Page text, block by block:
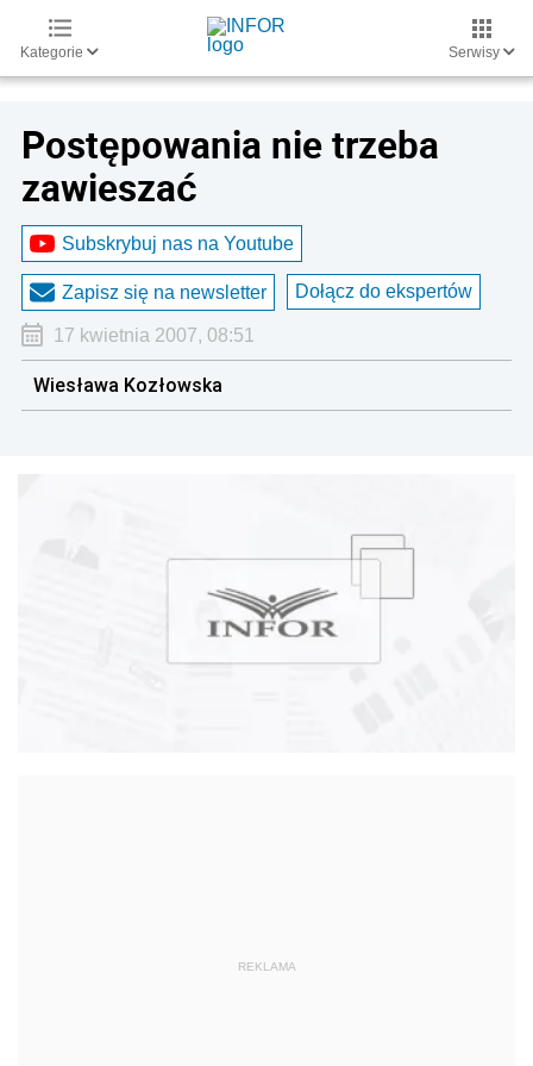
Kategorie Serwisy
Postępowania nie trzeba
zawieszać
Subskrybuj nas na Youtube
Zapisz się na newsletter Dołącz do ekspertów
17 kwietnia 2007, 08:51
Wiesława Kozłowska